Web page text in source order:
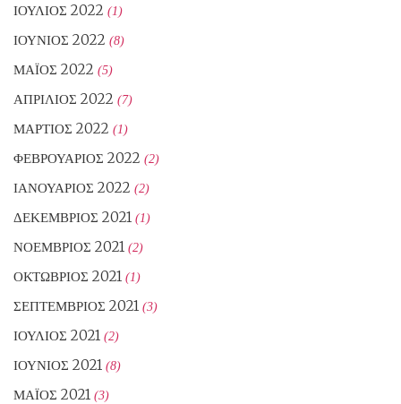
ΙΟΎΛΙΟΣ 2022 (1)
ΙΟΎΝΙΟΣ 2022 (8)
ΜΆΙΟΣ 2022 (5)
ΑΠΡΊΛΙΟΣ 2022 (7)
ΜΆΡΤΙΟΣ 2022 (1)
ΦΕΒΡΟΥΆΡΙΟΣ 2022 (2)
ΙΑΝΟΥΆΡΙΟΣ 2022 (2)
ΔΕΚΈΜΒΡΙΟΣ 2021 (1)
ΝΟΈΜΒΡΙΟΣ 2021 (2)
ΟΚΤΏΒΡΙΟΣ 2021 (1)
ΣΕΠΤΈΜΒΡΙΟΣ 2021 (3)
ΙΟΎΛΙΟΣ 2021 (2)
ΙΟΎΝΙΟΣ 2021 (8)
ΜΆΙΟΣ 2021 (3)